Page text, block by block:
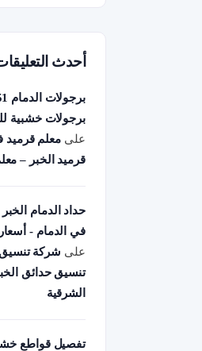
أحدث
برجولات خشبية
على
قرميد الخبر –
في الدمام -
على
تنسيق حدائق
الشرقية